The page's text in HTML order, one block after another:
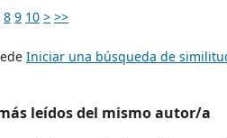
8 9 10 > >>
Iniciar una búsqueda de
leídos del mismo autor/a